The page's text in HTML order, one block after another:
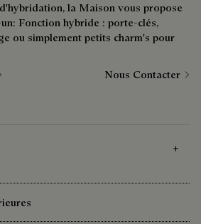
la Maison vous propose
Fonction hybride : porte-clés,
ou simplement petits charm's pour
Nous Contacter